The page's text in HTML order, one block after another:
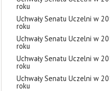
roku
Uchwały Senatu Uczelni w
roku
Uchwały Senatu Uczelni w
roku
Uchwały Senatu Uczelni w
roku
Uchwały Senatu Uczelni w
roku